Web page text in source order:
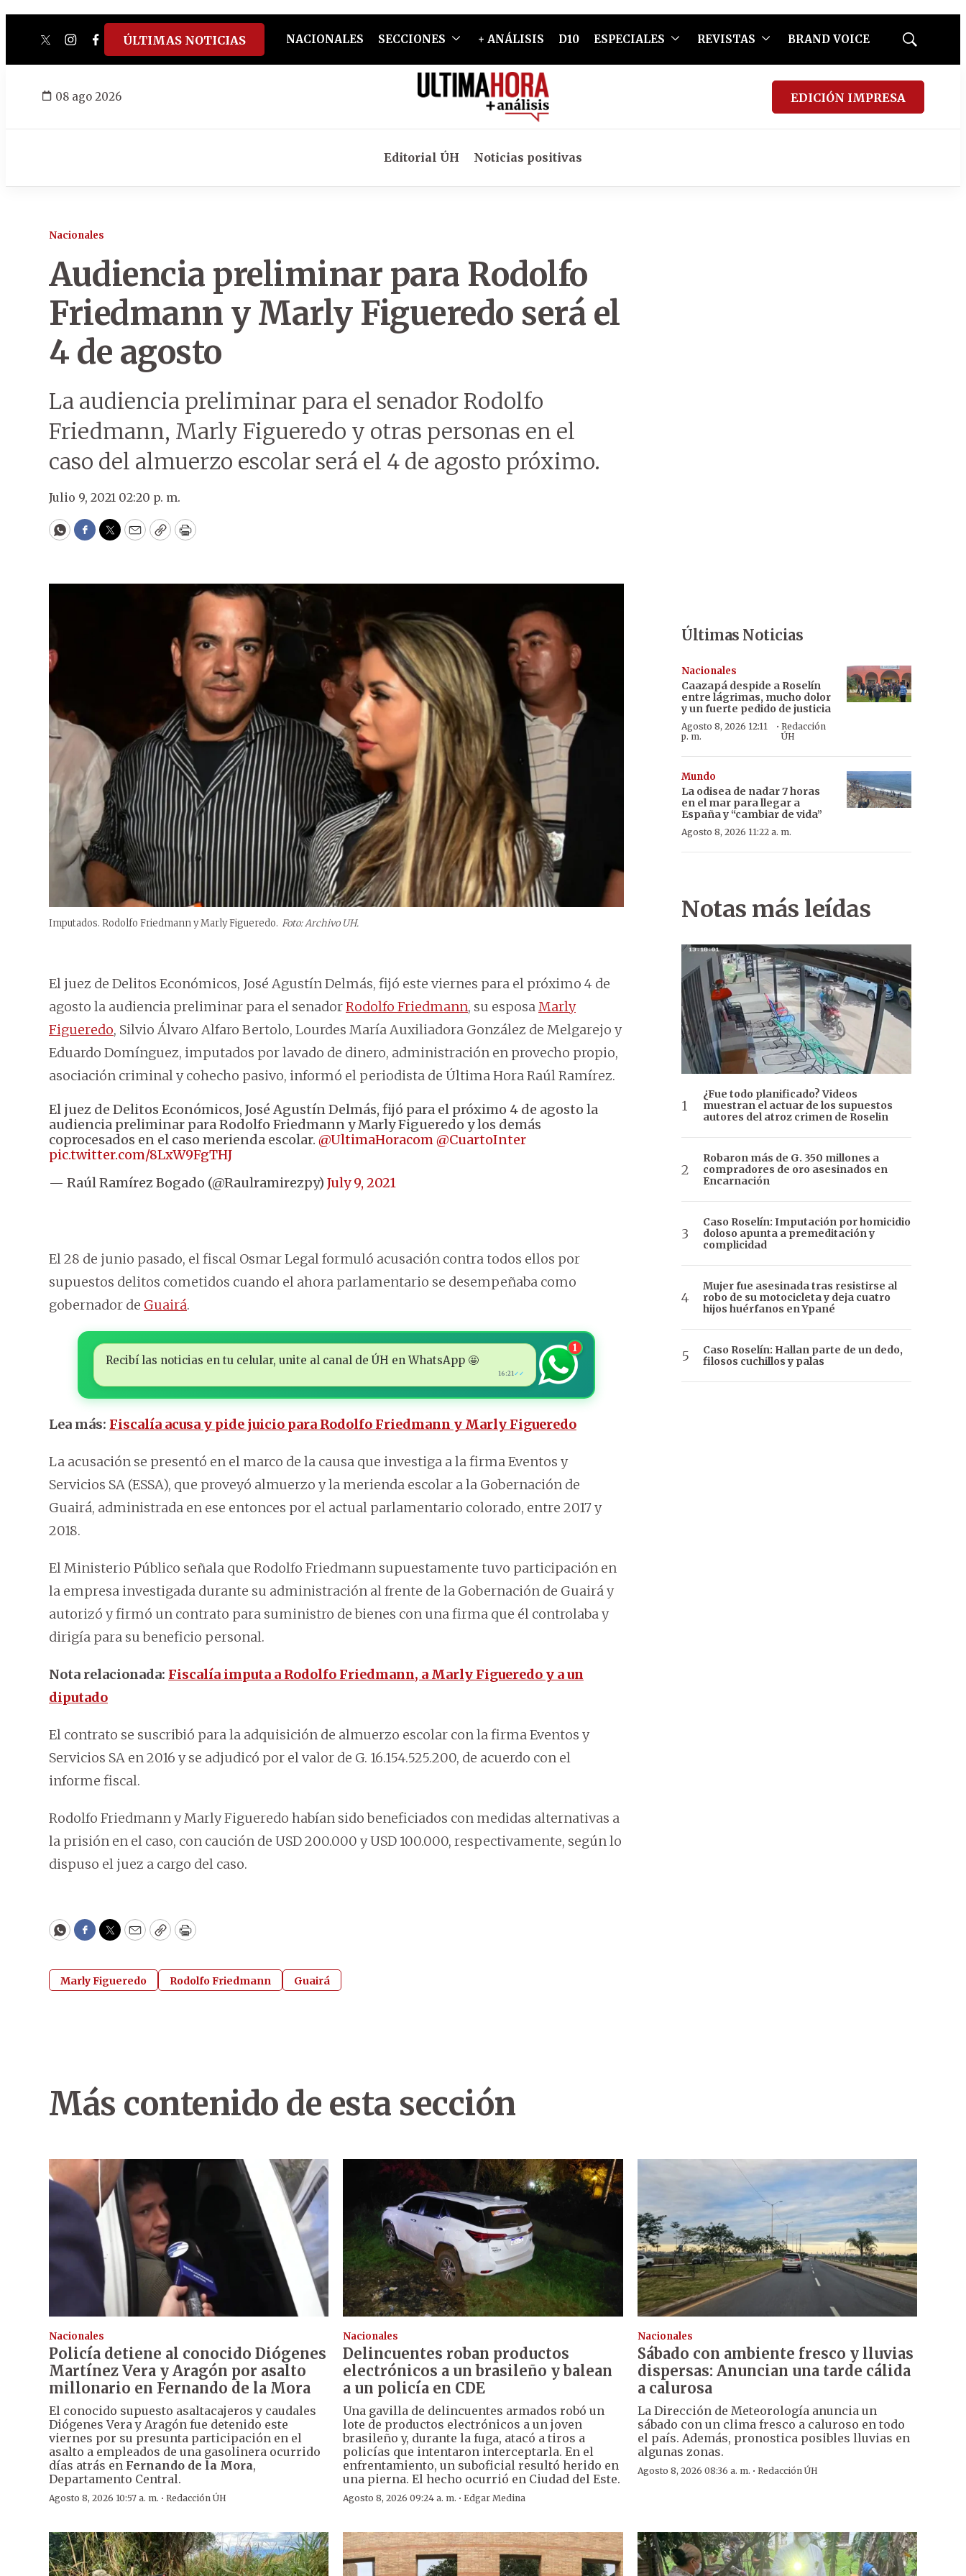
twitterinstagram
facebook
tiktokyoutube
spotify
ÚLTIMAS NOTICIAS NACIONALES SECCIONES + ANÁLISIS D10 ESPECIALES REVISTAS BRAND VOICE
Mostrar
08 ago 2026 EDICIÓN IMPRESA
Editorial ÚH Noticias positivas
Nacionales
Audiencia preliminar para Rodolfo
Friedmann y Marly Figueredo será el
4 de agosto
La audiencia preliminar para el senador Rodolfo
Friedmann, Marly Figueredo y otras personas en el
caso del almuerzo escolar será el 4 de agosto próximo.
Julio 9, 2021 02:20 p. m.
WhatsApp
Facebook
Twitter
EmailCopyPrint
Imputados. Rodolfo Friedmann y Marly Figueredo. Foto: Archivo UH.
El juez de Delitos Económicos, José Agustín Delmás, fijó este viernes para el próximo 4 de
agosto la audiencia preliminar para el senadorRodolfo Friedmann, su esposaMarly
Figueredo, Silvio Álvaro Alfaro Bertolo, Lourdes María Auxiliadora González de Melgarejo y
Eduardo Domínguez, imputados por lavado de dinero, administración en provecho propio,
asociación criminal y cohecho pasivo, informó el periodista de Última Hora Raúl Ramírez.
El juez de Delitos Económicos, José Agustín Delmás, fijó para el próximo 4 de agosto la
audiencia preliminar para Rodolfo Friedmann y Marly Figueredo y los demás
coprocesados en el caso merienda escolar. @UltimaHoracom@CuartoInter
pic.twitter.com/8LxW9FgTHJ
— Raúl Ramírez Bogado (@Raulramirezpy) July 9, 2021
El 28 de junio pasado, el fiscal Osmar Legal formuló acusación contra todos ellos por
supuestos delitos cometidos cuando el ahora parlamentario se desempeñaba como
gobernador de Guairá.
Recibí las noticias en tu celular, unite al canal de ÚH en WhatsApp 🤩
16:21✓✓
1
Lea más: Fiscalía acusa y pide juicio para Rodolfo Friedmann y Marly Figueredo
La acusación se presentó en el marco de la causa que investiga a la firma Eventos y
Servicios SA (ESSA), que proveyó almuerzo y la merienda escolar a la Gobernación de
Guairá, administrada en ese entonces por el actual parlamentario colorado, entre 2017 y
2018.
El Ministerio Público señala que Rodolfo Friedmann supuestamente tuvo participación en
la empresa investigada durante su administración al frente de la Gobernación de Guairá y
autorizó y firmó un contrato para suministro de bienes con una firma que él controlaba y
dirigía para su beneficio personal.
Nota relacionada: Fiscalía imputa a Rodolfo Friedmann, a Marly Figueredo y a un
diputado
El contrato se suscribió para la adquisición de almuerzo escolar con la firma Eventos y
Servicios SA en 2016 y se adjudicó por el valor de G. 16.154.525.200, de acuerdo con el
informe fiscal.
Rodolfo Friedmann y Marly Figueredo habían sido beneficiados con medidas alternativas a
la prisión en el caso, con caución de USD 200.000 y USD 100.000, respectivamente, según lo
dispuso el juez a cargo del caso.
WhatsApp
Facebook
Twitter
EmailCopyPrint
Marly Figueredo Rodolfo Friedmann Guairá
Últimas Noticias
Nacionales
Caazapá despide a Roselín
entre lágrimas, mucho dolor
y un fuerte pedido de justicia
Agosto 8, 2026 12:11
p. m.
· Redacción
ÚH
Mundo
La odisea de nadar 7 horas
en el mar para llegar a
España y “cambiar de vida”
Agosto 8, 2026 11:22 a. m.
Notas más leídas
¿Fue todo planificado? Videos
muestran el actuar de los supuestos
autores del atroz crimen de Roselin
Robaron más de G. 350 millones a
compradores de oro asesinados en
Encarnación
Caso Roselín: Imputación por homicidio
doloso apunta a premeditación y
complicidad
Mujer fue asesinada tras resistirse al
robo de su motocicleta y deja cuatro
hijos huérfanos en Ypané
Caso Roselín: Hallan parte de un dedo,
filosos cuchillos y palas
Más contenido de esta sección
Nacionales
Policía detiene al conocido Diógenes
Martínez Vera y Aragón por asalto
millonario en Fernando de la Mora
El conocido supuesto asaltacajeros y caudales
Diógenes Vera y Aragón fue detenido este
viernes por su presunta participación en el
asalto a empleados de una gasolinera ocurrido
días atrás en Fernando de la Mora,
Departamento Central.
Agosto 8, 2026 10:57 a. m. · Redacción ÚH
Nacionales
Delincuentes roban productos
electrónicos a un brasileño y balean
a un policía en CDE
Una gavilla de delincuentes armados robó un
lote de productos electrónicos a un joven
brasileño y, durante la fuga, atacó a tiros a
policías que intentaron interceptarla. En el
enfrentamiento, un suboficial resultó herido en
una pierna. El hecho ocurrió en Ciudad del Este.
Agosto 8, 2026 09:24 a. m. ·Edgar Medina
Nacionales
Sábado con ambiente fresco y lluvias
dispersas: Anuncian una tarde cálida
a calurosa
La Dirección de Meteorología anuncia un
sábado con un clima fresco a caluroso en todo
el país. Además, pronostica posibles lluvias en
algunas zonas.
Agosto 8, 2026 08:36 a. m. · Redacción ÚH